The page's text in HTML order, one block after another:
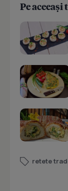
Pe aceeași
retete